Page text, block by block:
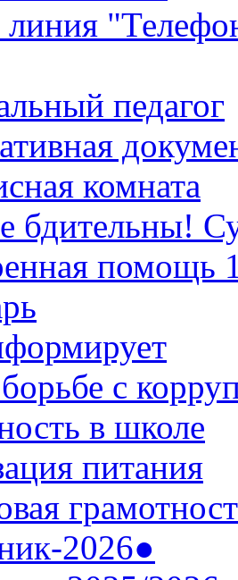
линия
педагог
комната
бдительны!
помощь
с
в школе
питания
2026●